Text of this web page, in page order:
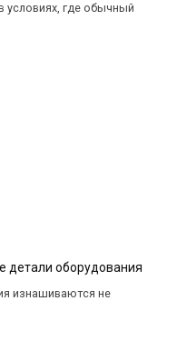
условиях, где обычный
детали оборудования
изнашиваются не